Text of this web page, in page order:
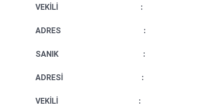
VEKİLİ :
ADRES :
SANIK :
ADRESİ :
VEKİLİ :